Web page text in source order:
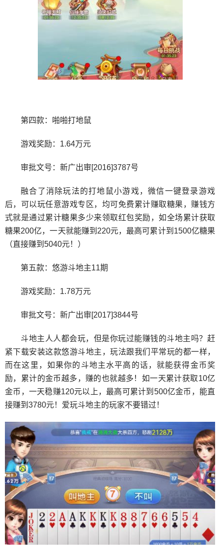
第四款：啪啪打地鼠
游戏奖励：1.64万元
审批文号：新广出审[2016]3787号
融合了消除玩法的打地鼠小游戏，微信一键登录游戏
后，可以玩任意游戏专区，均可免费累计赚取糖果，赚钱方
式就是通过累计糖果多少来领取红包奖励，如全场累计获取
糖果200亿，一天就能赚到220元，最高可累计到1500亿糖果
（直接赚到5040元！）
第五款：悠游斗地主11期
游戏奖励：1.78万元
审批文号：新广出审[2017]3844号
斗地主人人都会玩，但是你玩过能赚钱的斗地主吗？赶
紧下载安装这款悠游斗地主，玩法跟我们平常玩的都一样，
而在这里，如果你的斗地主水平高的话，就能获得金币奖
励，累计的金币越多，赚的也就越多！如一天累计获取10亿
金币，一天稳赚120元以上，最高可累计到500亿金币，能直
接赚到3780元！爱玩斗地主的玩家不要错过！